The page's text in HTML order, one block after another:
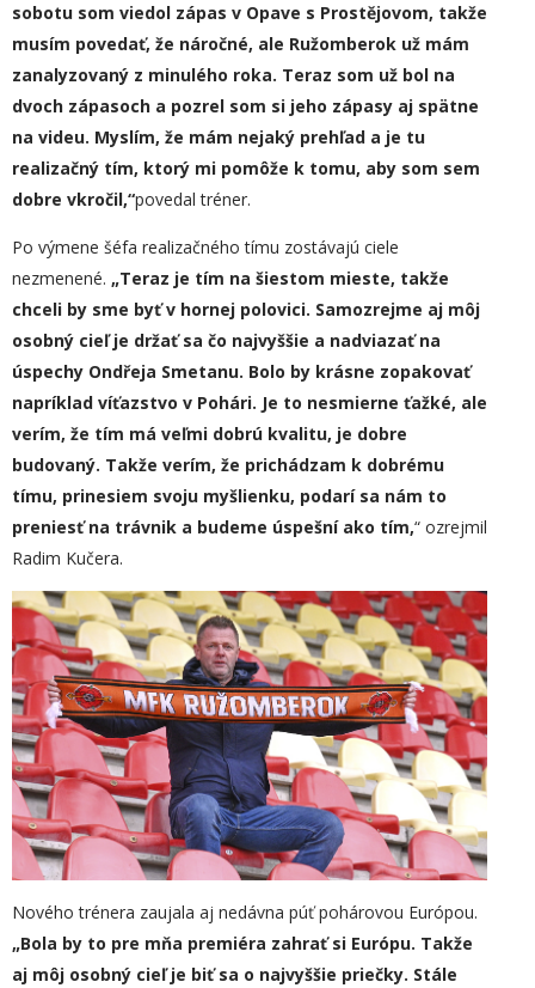
sobotu som viedol zápas v Opave s Prostějovom, takže
musím povedať, že náročné, ale Ružomberok už mám
zanalyzovaný z minulého roka. Teraz som už bol na
dvoch zápasoch a pozrel som si jeho zápasy aj spätne
na videu. Myslím, že mám nejaký prehľad a je tu
realizačný tím, ktorý mi pomôže k tomu, aby som sem
dobre vkročil,“povedal tréner.
Po výmene šéfa realizačného tímu zostávajú ciele
nezmenené. „Teraz je tím na šiestom mieste, takže
chceli by sme byť v hornej polovici. Samozrejme aj môj
osobný cieľ je držať sa čo najvyššie a nadviazať na
úspechy Ondřeja Smetanu. Bolo by krásne zopakovať
napríklad víťazstvo v Pohári. Je to nesmierne ťažké, ale
verím, že tím má veľmi dobrú kvalitu, je dobre
budovaný. Takže verím, že prichádzam k dobrému
tímu, prinesiem svoju myšlienku, podarí sa nám to
preniesť na trávnik a budeme úspešní ako tím,“ ozrejmil
Radim Kučera.
Nového trénera zaujala aj nedávna púť pohárovou Európou.
„Bola by to pre mňa premiéra zahrať si Európu. Takže
aj môj osobný cieľ je biť sa o najvyššie priečky. Stále